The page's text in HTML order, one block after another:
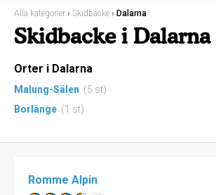
Alla kategorier › Skidbacke › Dalarna
Skidbacke i Dalarna
Orter i Dalarna
Malung-Sälen (5 st)
Borlänge (1 st)
Romme Alpin